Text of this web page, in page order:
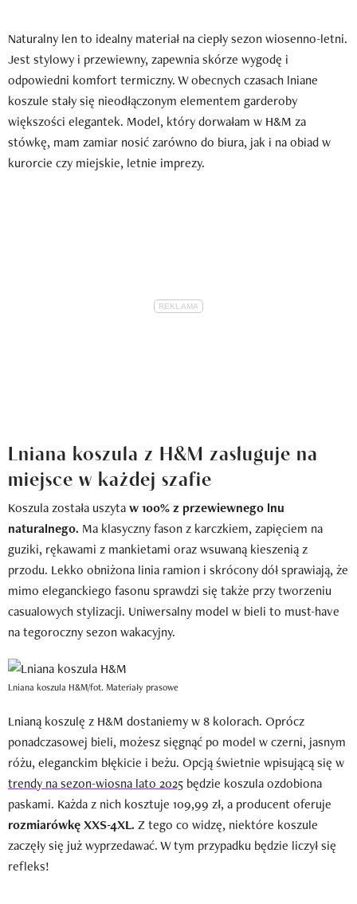
Naturalny len to idealny materiał na ciepły sezon wiosenno-letni.
Jest stylowy i przewiewny, zapewnia skórze wygodę i
odpowiedni komfort termiczny. W obecnych czasach lniane
koszule stały się nieodłączonym elementem garderoby
większości elegantek. Model, który dorwałam w H&M za
stówkę, mam zamiar nosić zarówno do biura, jak i na obiad w
kurorcie czy miejskie, letnie imprezy.
Lniana koszula z H&M zasługuje na
miejsce w każdej szafie
Koszula została uszytaw 100% z przewiewnego lnu
naturalnego. Ma klasyczny fason z karczkiem, zapięciem na
guziki, rękawami z mankietami oraz wsuwaną kieszenią z
przodu. Lekko obniżona linia ramion i skrócony dół sprawiają, że
mimo eleganckiego fasonu sprawdzi się także przy tworzeniu
casualowych stylizacji. Uniwersalny model w bieli to must-have
na tegoroczny sezon wakacyjny.
Lniana koszula H&M/fot. Materiały prasowe
Lnianą koszulę z H&M dostaniemy w 8 kolorach. Oprócz
ponadczasowej bieli, możesz sięgnąć po model w czerni, jasnym
różu, eleganckim błękicie i beżu. Opcją świetnie wpisującą się w
trendy na sezon-wiosna lato 2025 będzie koszula ozdobiona
paskami. Każda z nich kosztuje 109,99 zł, a producent oferuje
rozmiarówkę XXS-4XL. Z tego co widzę, niektóre koszule
zaczęły się już wyprzedawać. W tym przypadku będzie liczył się
refleks!